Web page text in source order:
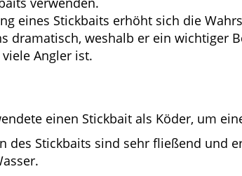
eines Stickbaits erhöht sich die
dramatisch, weshalb er ein wichtiger
Angler ist.
einen Stickbait als Köder, um
des Stickbaits sind sehr fließend und